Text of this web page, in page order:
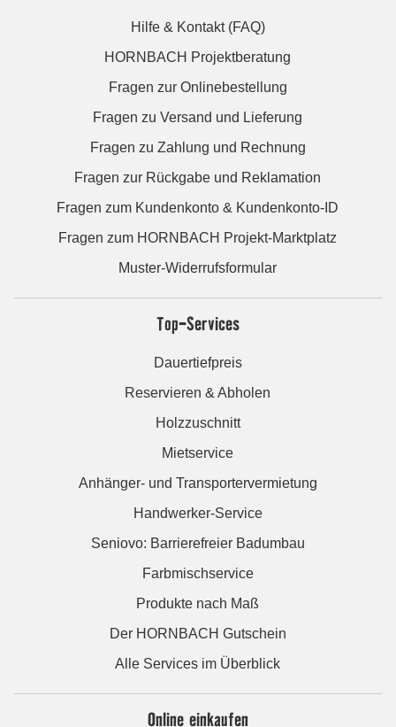
Hilfe & Kontakt (FAQ)
HORNBACH Projektberatung
Fragen zur Onlinebestellung
Fragen zu Versand und Lieferung
Fragen zu Zahlung und Rechnung
Fragen zur Rückgabe und Reklamation
Fragen zum Kundenkonto & Kundenkonto-ID
Fragen zum HORNBACH Projekt-Marktplatz
Muster-Widerrufsformular
Top-Services
Dauertiefpreis
Reservieren & Abholen
Holzzuschnitt
Mietservice
Anhänger- und Transportervermietung
Handwerker-Service
Seniovo: Barrierefreier Badumbau
Farbmischservice
Produkte nach Maß
Der HORNBACH Gutschein
Alle Services im Überblick
Online einkaufen